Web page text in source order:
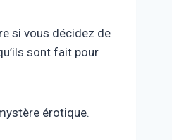
si vous décidez de
sont fait pour
érotique.